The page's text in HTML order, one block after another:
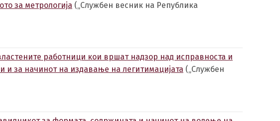
за метрологија („Службен весник на Република
работници кои вршат надзор над исправноста и
и за начинот на издавање на легитимацијата („Службен